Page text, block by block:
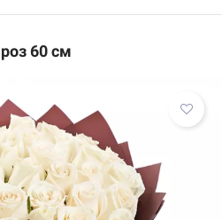
60 см